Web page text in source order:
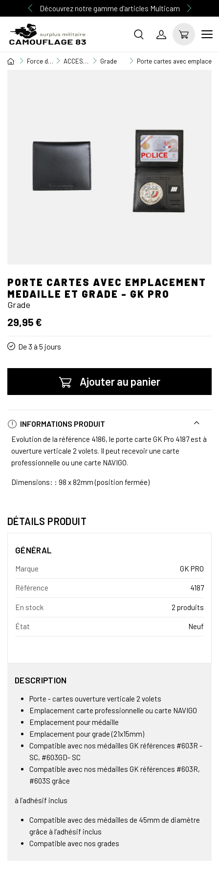
Découvrez notre gamme d'articles Multicam
Force de l'ordre ACCESSOIRES FORCES DE L'ORDRE Grade Porte cartes avec
PORTE CARTES AVEC EMPLACEMENT
MEDAILLE ET GRADE - GK PRO
Grade
29,95 €
De 3 à 5 jours
Ajouter au panier
INFORMATIONS PRODUIT
Evolution de la référence 4186, le porte carte GK Pro 4187 est à
ouverture verticale 2 volets. Il peut recevoir une carte
professionnelle ou une carte NAVIGO.
Dimensions: : 98 x 82mm (position fermée)
DÉTAILS PRODUIT
GÉNÉRAL
Marque GK PRO
Référence 4187
En stock 2 produits
État Neuf
DESCRIPTION
Porte - cartes ouverture verticale 2 volets
Emplacement carte professionnelle ou carte NAVIGO
Emplacement pour médaille
Emplacement pour grade (21x15mm)
Compatible avec nos médailles GK références #603R -
SC, #603GD- SC
Compatible avec nos médailles GK références #603R,
#603S grâce
à l’adhésif inclus
Compatible avec des médailles de 45mm de diamètre
grâce à l’adhésif inclus
Compatible avec nos grades